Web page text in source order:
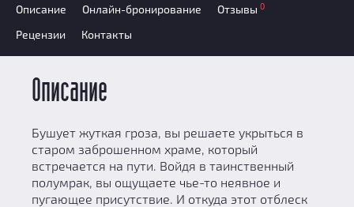
Описание Онлайн-бронирование Отзывы 0
Рецензии Контакты
Описание
Бушует жуткая гроза, вы решаете укрыться в
старом заброшенном храме, который
встречается на пути. Войдя в таинственный
полумрак, вы ощущаете чье-то неявное и
пугающее присутствие. И откуда этот отблеск